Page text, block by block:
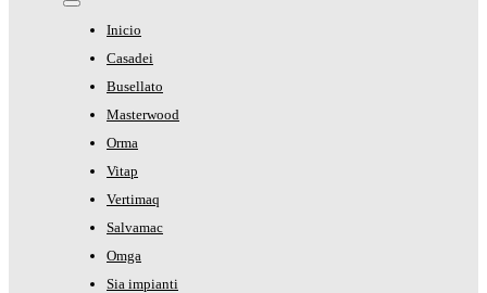
Toggle
Navigation
Inicio
Casadei
Busellato
Masterwood
Orma
Vitap
Vertimaq
Salvamac
Omga
Sia impianti